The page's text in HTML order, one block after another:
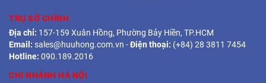
TRỤ SỞ CHÍNH
Địa chỉ: 157-159 Xuân Hồng, Phường Bảy Hiền, TP.HCM
Email: sales@huuhong.com.vn -Điện thoại: (+84) 28 3811 7454
Hotline: 090.189.2016
CHI NHÁNH HÀ NỘI